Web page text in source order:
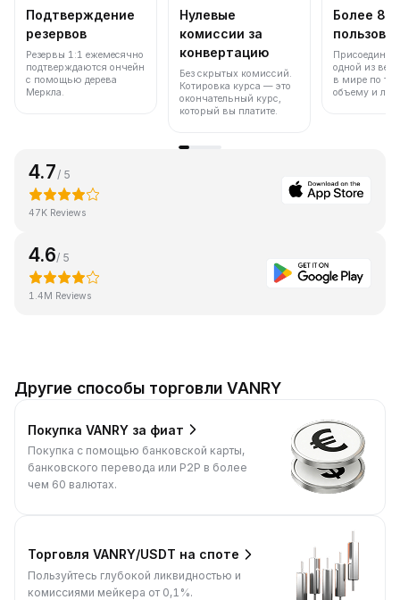
Подтверждение
резервов
Резервы 1:1 ежемесячно
подтверждаются ончейн
с помощью дерева
Меркла.
Нулевые
комиссии за
конвертацию
Без скрытых комиссий.
Котировка курса — это
окончательный курс,
который вы платите.
Более 86
одной из
в мире по
объему и
4.7 / 5
47K Reviews
4.6/ 5
1.4M Reviews
Другие способы торговли VANRY
Покупка VANRY за фиат
Покупка с помощью банковской карты,
банковского перевода или P2P в более
чем 60 валютах.
Торговля VANRY/USDT на споте
Пользуйтесь глубокой ликвидностью и
комиссиями мейкера от 0,1%.